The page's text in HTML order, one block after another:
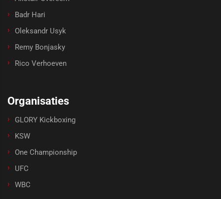
Badr Hari
Oleksandr Usyk
Remy Bonjasky
Rico Verhoeven
Organisaties
GLORY Kickboxing
KSW
One Championship
UFC
WBC